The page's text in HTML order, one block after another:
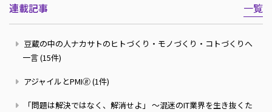
連載記事 一覧
豆蔵の中の人ナカサトのヒトづくり・モノづくり・コトづくりへ
一言 (15件)
アジャイルとPMI🄬 (1件)
「問題は解決ではなく、解消せよ」 ～混迷のIT業界を生き抜くた